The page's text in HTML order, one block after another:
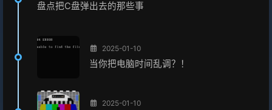
盘点把C盘弹出去的那些事
2025-01-10
当你把电脑时间乱调？！
2025-01-10